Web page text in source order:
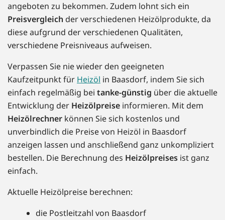
angeboten zu bekommen. Zudem lohnt sich ein
Preisvergleich der verschiedenen Heizölprodukte, da
diese aufgrund der verschiedenen Qualitäten,
verschiedene Preisniveaus aufweisen.
Verpassen Sie nie wieder den geeigneten
Kaufzeitpunkt für Heizöl in Baasdorf, indem Sie sich
einfach regelmäßig bei tanke-günstig über die aktuelle
Entwicklung der Heizölpreise informieren. Mit dem
Heizölrechner können Sie sich kostenlos und
unverbindlich die Preise von Heizöl in Baasdorf
anzeigen lassen und anschließend ganz unkompliziert
bestellen. Die Berechnung des Heizölpreises ist ganz
einfach.
Aktuelle Heizölpreise berechnen:
die Postleitzahl von Baasdorf